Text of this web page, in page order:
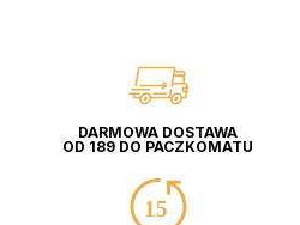
DARMOWA DOSTAWA
OD 189 DO PACZKOMATU